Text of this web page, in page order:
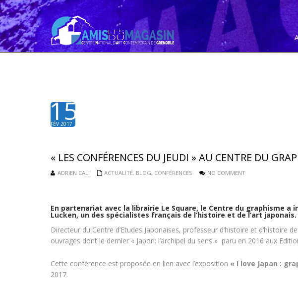
15
FÉV 2017
« LES CONFÉRENCES DU JEUDI » AU CENTRE DU
ADRIEN CALI ACTUALITÉ, BLOG, CONFÉRENCES NO COMMENT
En partenariat avec la librairie Le Square, le Centre du graphisme
Lucken, un des spécialistes français de l’histoire et de l’art japonais.
Directeur du Centre d’Etudes Japonaises, professeur d’histoire et d’histoire
ouvrages dont le dernier « Japon: l’archipel du sens » paru en 2016 aux
Cette conférence est proposée en lien avec l’exposition « I love Japan :
2017.